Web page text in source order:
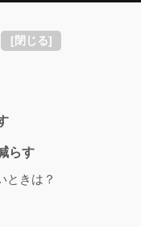
[閉じる]
らす
ときは？